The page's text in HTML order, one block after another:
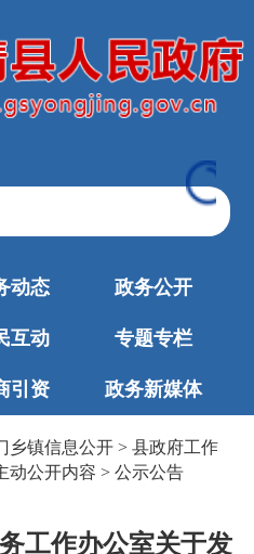
动态 政务公开
互动 专题专栏
引资 政务新媒体
乡镇信息公开 > 县政府工作
动公开内容 > 公示公告
工作办公室关于发